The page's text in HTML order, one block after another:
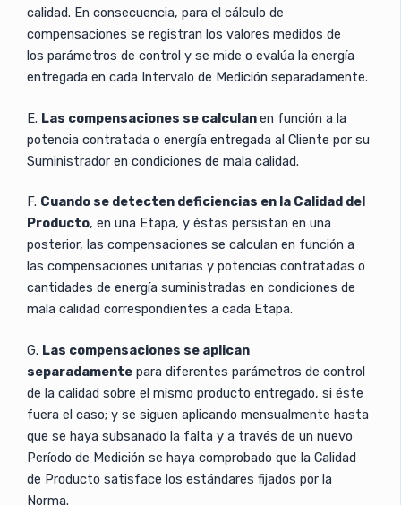
calidad. En consecuencia, para el cálculo de
compensaciones se registran los valores medidos de
los parámetros de control y se mide o evalúa la energía
entregada en cada Intervalo de Medición separadamente.
E. Las compensaciones se calculanen función a la
potencia contratada o energía entregada al Cliente por su
Suministrador en condiciones de mala calidad.
F. Cuando se detecten deficiencias en la Calidad del
Producto, en una Etapa, y éstas persistan en una
posterior, las compensaciones se calculan en función a
las compensaciones unitarias y potencias contratadas o
cantidades de energía suministradas en condiciones de
mala calidad correspondientes a cada Etapa.
G. Las compensaciones se aplican
separadamente para diferentes parámetros de control
de la calidad sobre el mismo producto entregado, si éste
fuera el caso; y se siguen aplicando mensualmente hasta
que se haya subsanado la falta y a través de un nuevo
Período de Medición se haya comprobado que la Calidad
de Producto satisface los estándares fijados por la
Norma.